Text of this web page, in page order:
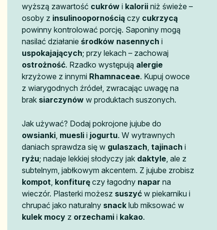
wyższą zawartość cukrów i kalorii niż świeże –
osoby z insulinoopornością czy cukrzycą
powinny kontrolować porcję. Saponiny mogą
nasilać działanie środków nasennych i
uspokajających; przy lekach – zachowaj
ostrożność. Rzadko występują alergie
krzyżowe z innymi Rhamnaceae. Kupuj owoce
z wiarygodnych źródeł, zwracając uwagę na
brak siarczynów w produktach suszonych.
Jak używać? Dodaj pokrojone jujube do
owsianki muesli i jogurtu. W wytrawnych
daniach sprawdza się w gulaszach tajinach i
ryżu; nadaje lekkiej słodyczy jak daktyle , ale z
subtelnym, jabłkowym akcentem. Z jujube zrobisz
kompot konfiturę czy łagodny napar na
wieczór. Plasterki możesz suszyć w piekarniku i
chrupać jako naturalny snack lub miksować w
kulek mocy z orzechami i kakao.